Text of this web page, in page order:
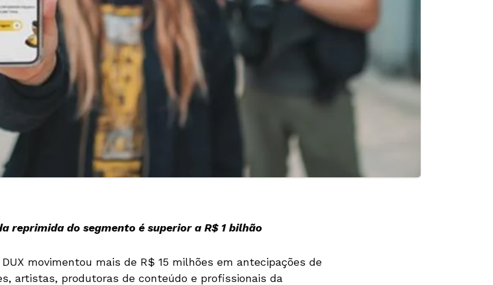
reprimida do segmento é superior a R$ 1 bilhão
movimentou mais de R$ 15 milhões em antecipações de
artistas, produtoras de conteúdo e profissionais da